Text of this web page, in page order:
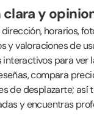
y
horarios,
y valoraciones de
para ver
compara
de desplazarte; así
y encuentras